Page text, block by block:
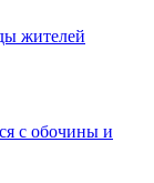
жителей
с обочины и